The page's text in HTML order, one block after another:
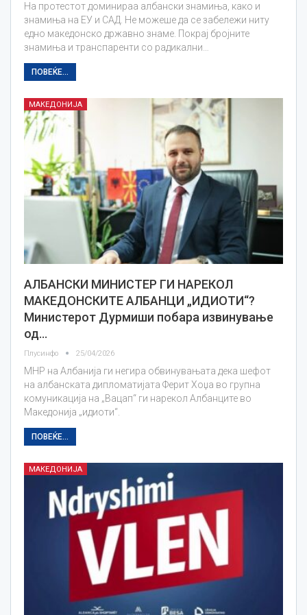
На протестот доминираа албански знамиња, како и
знамиња на ЕУ и САД. Не можеше да се забележи ниту
едно македонско државно знаме. Покрај бројните
знамиња и транспаренти со радикални…
ПОВЕЌЕ...
МАКЕДОНИЈА
АЛБАНСКИ МИНИСТЕР ГИ НАРЕКОЛ
МАКЕДОНСКИТЕ АЛБАНЦИ „ИДИОТИ“?
Министерот Дурмиши побара извинување
од…
Плусинфо 25/04/2026
МНР на Албанија ги негира обвинувањата дека шефот
на албанската дипломатијата Ферит Хоџа во групна
комуникација на „Вацап“ ги нарекол Албанците во
Македонија „идиоти“.
ПОВЕЌЕ...
МАКЕДОНИЈА